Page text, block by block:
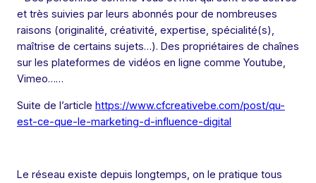
et très suivies par leurs abonnés pour de nombreuses
raisons (originalité, créativité, expertise, spécialité(s),
maîtrise de certains sujets…). Des propriétaires de chaînes
sur les plateformes de vidéos en ligne comme Youtube,
Vimeo……
Suite de l’article https://www.cfcreativebe.com/post/qu-
est-ce-que-le-marketing-d-influence-digital
Le réseau existe depuis longtemps, on le pratique tous